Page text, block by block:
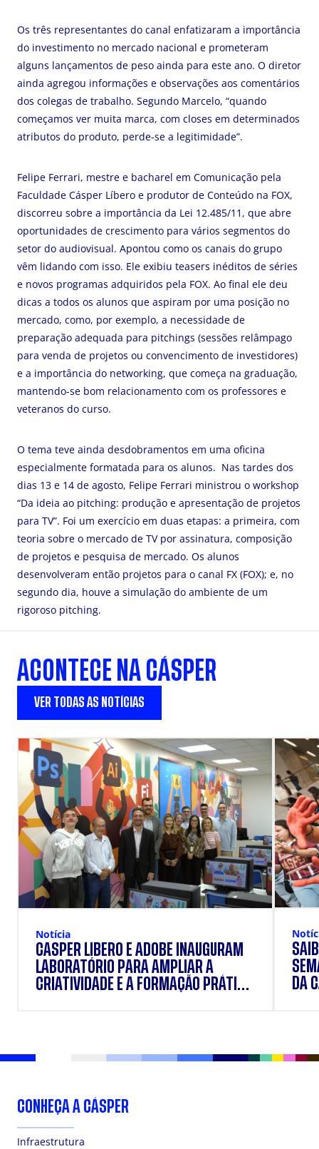
Os três representantes do canal enfatizaram a importância
do investimento no mercado nacional e prometeram
alguns lançamentos de peso ainda para este ano. O diretor
ainda agregou informações e observações aos comentários
dos colegas de trabalho. Segundo Marcelo, “quando
começamos ver muita marca, com closes em determinados
atributos do produto, perde-se a legitimidade”.
Felipe Ferrari, mestre e bacharel em Comunicação pela
Faculdade Cásper Líbero e produtor de Conteúdo na FOX,
discorreu sobre a importância da Lei 12.485/11, que abre
oportunidades de crescimento para vários segmentos do
setor do audiovisual. Apontou como os canais do grupo
vêm lidando com isso. Ele exibiu teasers inéditos de séries
e novos programas adquiridos pela FOX. Ao final ele deu
dicas a todos os alunos que aspiram por uma posição no
mercado, como, por exemplo, a necessidade de
preparação adequada para pitchings (sessões relâmpago
para venda de projetos ou convencimento de investidores)
e a importância do networking, que começa na graduação,
mantendo-se bom relacionamento com os professores e
veteranos do curso.
O tema teve ainda desdobramentos em uma oficina
especialmente formatada para os alunos. Nas tardes dos
dias 13 e 14 de agosto, Felipe Ferrari ministrou o workshop
“Da ideia ao pitching: produção e apresentação de projetos
para TV”. Foi um exercício em duas etapas: a primeira, com
teoria sobre o mercado de TV por assinatura, composição
de projetos e pesquisa de mercado. Os alunos
desenvolveram então projetos para o canal FX (FOX); e, no
segundo dia, houve a simulação do ambiente de um
rigoroso pitching.
ACONTECE NA CÁSPER
VER TODAS AS NOTÍCIAS
Notícia
CÁSPER LÍBERO E ADOBE INAUGURAM
LABORATÓRIO PARA AMPLIAR A
CRIATIVIDADE E A FORMAÇÃO PRÁTICA
DA
CONHEÇA A CÁSPER
Infraestrutura